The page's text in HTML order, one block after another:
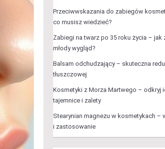
Przeciwwskazania do zabiegów
co musisz wiedzieć?
Zabiegi na twarz po 35 roku życia – jak
młody wygląd?
Balsam odchudzający – skuteczna
tłuszczowej
Kosmetyki z Morza Martwego – odkryj
tajemnice i zalety
Stearynian magnezu w kosmetykach –
i zastosowanie